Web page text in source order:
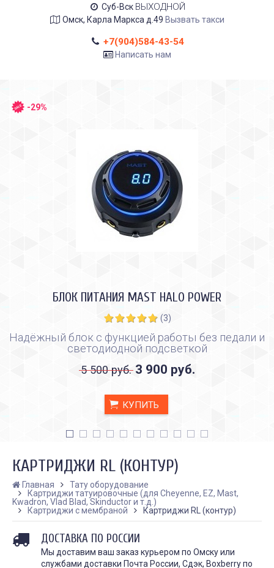
Суб-Вск ВЫХОДНОЙ
Омск, Карла Маркса д.49 Вызвать такси
+7(904)584-43-54
Написать нам
КАК ПРАВИЛЬНО И ДЛЯ ЧЕГО
ДЕЛАТЬ КАРБОНОВЫЙ ПИЛИНГ
Дата:28.02.2024
Карбоновый пилинг – это
инновационная
КАК ПРАВИЛЬНО
ИСПОЛЬЗОВАТЬ
Татуировки - это
-29%
БЛОК ПИТАНИЯ MAST HALO POWER
(3)
Надёжный блок с функцией работы без педали и
светодиодной подсветкой
5 500 руб. 3 900 руб.
КУПИТЬ
КАРТРИДЖИ RL (КОНТУР)
Главная
Тату оборудование
Картриджи татуировочные (для Cheyenne, EZ, Mast,
Kwadron, Vlad Blad, Skinductor и т.д.)
Картриджи с мембраной
Картриджи RL (контур)
ДОСТАВКА ПО РОССИИ
Мы доставим ваш заказ курьером по Омску или
службами доставки Почта России, Сдэк, Boxberry по